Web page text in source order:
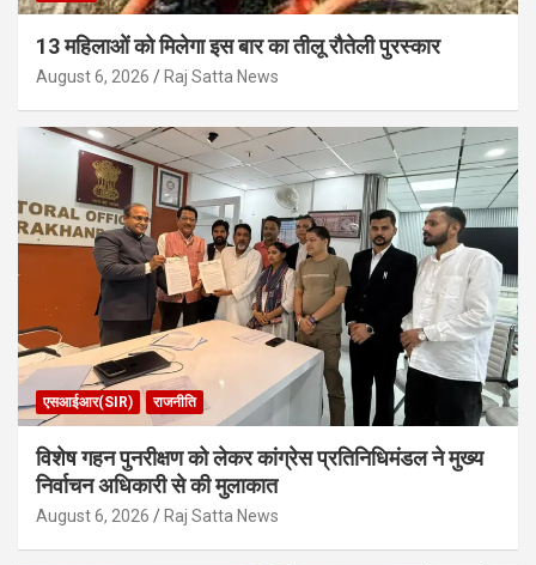
13 महिलाओं को मिलेगा इस बार का तीलू रौतेली पुरस्कार
August 6, 2026 Raj Satta News
एसआईआर(SIR) राजनीति
विशेष गहन पुनरीक्षण को लेकर कांग्रेस प्रतिनिधिमंडल ने मुख्य
निर्वाचन अधिकारी से की मुलाकात
August 6, 2026 Raj Satta News